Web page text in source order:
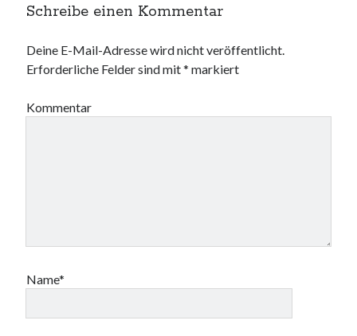
Schreibe einen Kommentar
Deine E-Mail-Adresse wird nicht veröffentlicht.
Erforderliche Felder sind mit* markiert
Kommentar
Name*